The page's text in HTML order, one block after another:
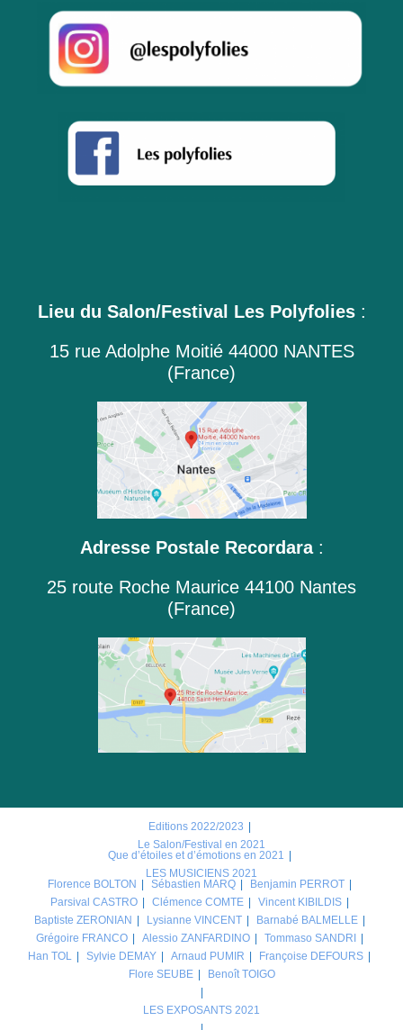
Lieu du Salon/Festival Les Polyfolies:
15 rue Adolphe Moitié 44000 NANTES
(France)
Adresse Postale Recordara:
25 route Roche Maurice 44100 Nantes
(France)
Editions 2022/2023
Le Salon/Festival en 2021
Que d’étoiles et d’émotions en 2021
LES MUSICIENS 2021
Florence BOLTON
Sébastien MARQ
Benjamin PERROT
Parsival CASTRO
Clémence COMTE
Vincent KIBILDIS
Baptiste ZERONIAN
Lysianne VINCENT
Barnabé BALMELLE
Grégoire FRANCO
Alessio ZANFARDINO
Tommaso SANDRI
Han TOL
Sylvie DEMAY Arnaud PUMIR
Françoise DEFOURS
Flore SEUBE
Benoît TOIGO
LES EXPOSANTS 2021